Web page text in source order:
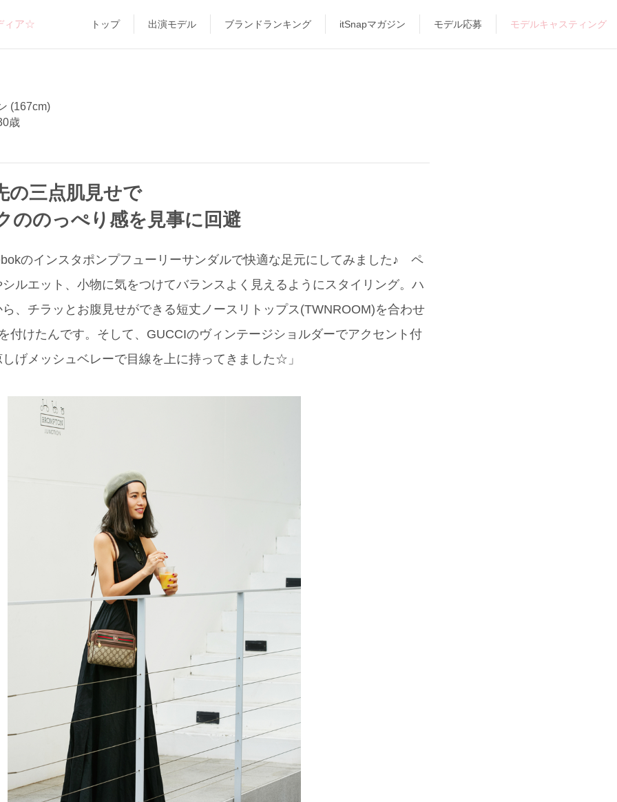
ィア☆ トップ 出演モデル ブランドランキング itSnapマガジン モデル応募 モデルキャスティング
(167cm)
歳
の三点肌見せで
ののっぺり感を見事に回避
のインスタポンプフューリーサンダルで快適な足元にしてみました♪ ペ
ルエット、小物に気をつけてバランスよく見えるようにスタイリング。ハ
、チラッとお腹見せができる短丈ノースリトップス(TWNROOM)を合わせ
付けたんです。そして、GUCCIのヴィンテージショルダーでアクセント付
げメッシュベレーで目線を上に持ってきました☆」